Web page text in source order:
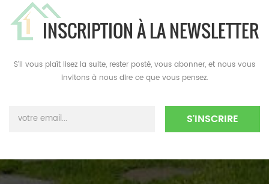
INSCRIPTION À LA NEWSLETTER
S'il vous plaît lisez la suite, rester posté, vous abonner, et nous vous
invitons à nous dire ce que vous pensez.